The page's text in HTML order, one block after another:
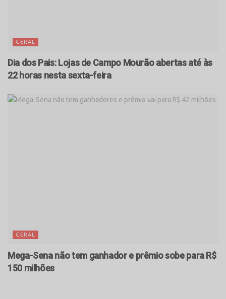
GERAL
Dia dos Pais: Lojas de Campo Mourão abertas até às
22 horas nesta sexta-feira
GERAL
Mega-Sena não tem ganhador e prêmio sobe para R$
150 milhões